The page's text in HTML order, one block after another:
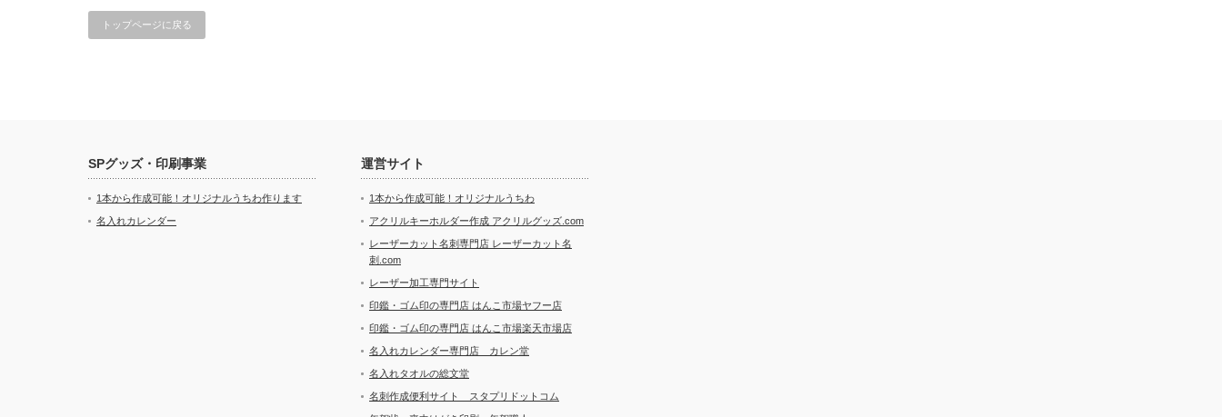
トップページに戻る
SPグッズ・印刷事業
1本から作成可能！オリジナルうちわ作ります
名入れカレンダー
運営サイト
1本から作成可能！オリジナルうちわ
アクリルキーホルダー作成 アクリルグッズ.com
レーザーカット名刺専門店 レーザーカット名
刺.com
レーザー加工専門サイト
印鑑・ゴム印の専門店 はんこ市場ヤフー店
印鑑・ゴム印の専門店 はんこ市場楽天市場店
名入れカレンダー専門店 カレン堂
名入れタオルの総文堂
名刺作成便利サイト スタプリドットコム